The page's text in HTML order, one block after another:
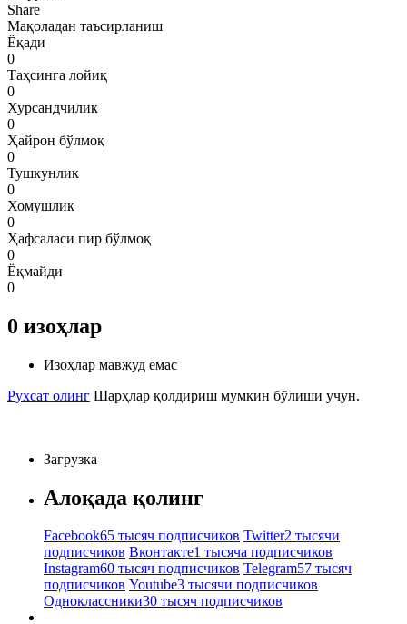
Share
Мақоладан таъсирланиш
Ёқади
0
Таҳсинга лойиқ
0
Хурсандчилик
0
Ҳайрон бўлмоқ
0
Тушкунлик
0
Хомушлик
0
Ҳафсаласи пир бўлмоқ
0
Ёқмайди
0
0 изоҳлар
Изоҳлар мавжуд емас
Рухсат олинг Шарҳлар қолдириш мумкин бўлиши учун.
Загрузка
Алоқада қолинг
Facebook65 тысяч подписчиков Twitter2 тысячи
подписчиков Вконтакте1 тысяча подписчиков
Instagram60 тысяч подписчиков Telegram57 тысяч
подписчиков Youtube3 тысячи подписчиков
Одноклассники30 тысяч подписчиков